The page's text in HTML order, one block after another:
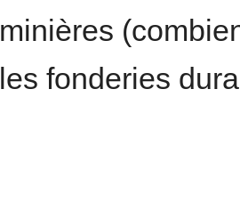
minières
les fonderies